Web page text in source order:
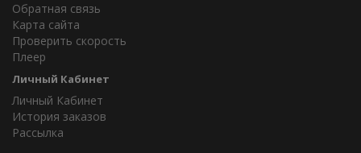
Обратная связь
Карта сайта
Проверить скорость
Плеер
Личный Кабинет
Личный Кабинет
История заказов
Рассылка